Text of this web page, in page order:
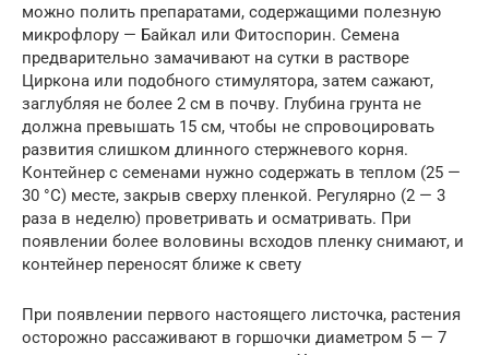
можно полить препаратами, содержащими полезную
микрофлору — Байкал или Фитоспорин. Семена
предварительно замачивают на сутки в растворе
Циркона или подобного стимулятора, затем сажают,
заглубляя не более 2 см в почву. Глубина грунта не
должна превышать 15 см, чтобы не спровоцировать
развития слишком длинного стержневого корня.
Контейнер с семенами нужно содержать в теплом (25 —
30 °C) месте, закрыв сверху пленкой. Регулярно (2 — 3
раза в неделю) проветривать и осматривать. При
появлении более воловины всходов пленку снимают, и
контейнер переносят ближе к свету
При появлении первого настоящего листочка, растения
осторожно рассаживают в горшочки диаметром 5 — 7